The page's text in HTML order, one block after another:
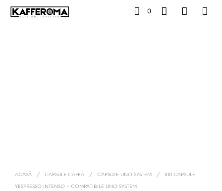
0
ACASĂ / CAPSULE CAFEA / CAPSULE UNO SYSTEM / 100 CAPSULE
YESPRESSO INTENSO – COMPATIBILE UNO SYSTEM